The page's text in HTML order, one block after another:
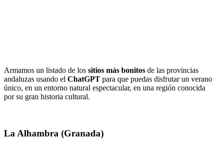
Armamos un listado de los sitios más bonitos de las provincias
andaluzas usando el ChatGPT para que puedas disfrutar un verano
único, en un entorno natural espectacular, en una región conocida
por su gran historia cultural.
La Alhambra (Granada)